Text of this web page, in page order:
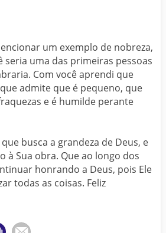
um exemplo de nobreza,
seria uma das primeiras pessoas
Com você aprendi que
admite que é pequeno, que
e é humilde perante
busca a grandeza de Deus, e
à Sua obra. Que ao longo dos
honrando a Deus, pois Ele
todas as coisas. Feliz